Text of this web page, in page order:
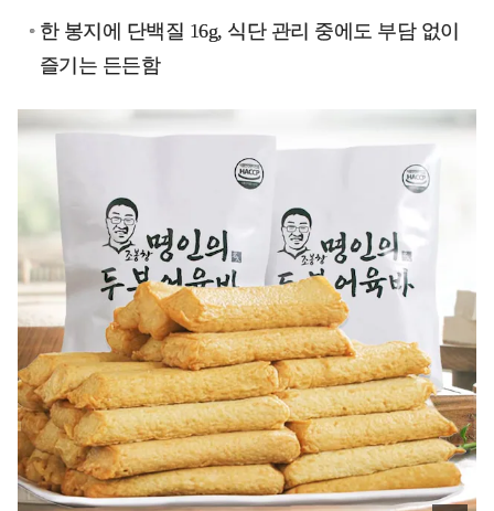
한 봉지에 단백질 16g, 식단 관리 중에도 부담 없이
즐기는 든든함